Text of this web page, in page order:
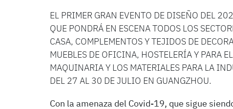
EL PRIMER GRAN EVENTO DE DISEÑO DEL
QUE PONDRÁ EN ESCENA TODOS LOS
CASA, COMPLEMENTOS Y TEJIDOS DE
MUEBLES DE OFICINA, HOSTELERÍA Y PARA
MAQUINARIA Y LOS MATERIALES PARA LA
DEL 27 AL 30 DE JULIO EN GUANGZHOU.
Con la amenaza del Covid-19, que sigue